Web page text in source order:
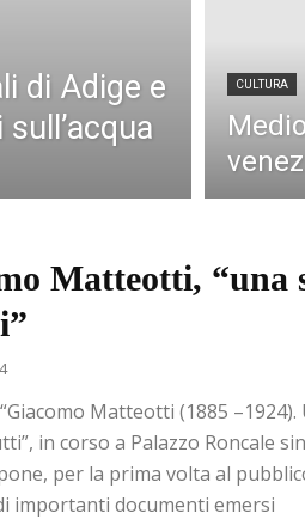
di Adige e
CULTURA
Matteotti, “una
Matteotti (1885 –1924).
in corso a Palazzo Roncale
per la prima volta al
importanti documenti emersi